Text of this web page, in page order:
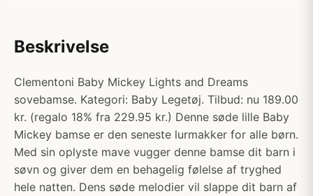
Beskrivelse
Clementoni Baby Mickey Lights and Dreams
sovebamse. Kategori: Baby Legetøj. Tilbud: nu 189.00
kr. (regalo 18% fra 229.95 kr.) Denne søde lille Baby
Mickey bamse er den seneste lurmakker for alle børn.
Med sin oplyste mave vugger denne bamse dit barn i
søvn og giver dem en behagelig følelse af tryghed
hele natten. Dens søde melodier vil slappe dit barn af